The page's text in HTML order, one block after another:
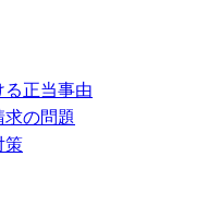
正当事由
の問題
策